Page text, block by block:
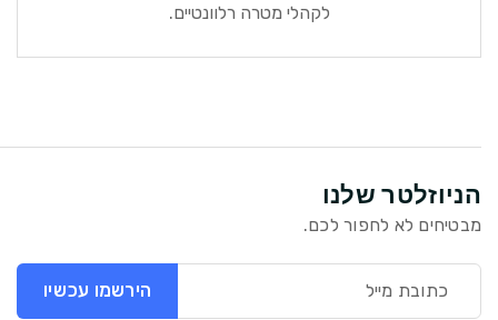
לקהלי מטרה רלוונטיים.
הניוזלטר שלנו
מבטיחים לא לחפור לכם.
הירשמו עכשיו